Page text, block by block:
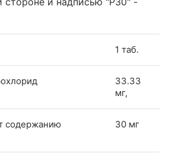
1 таб.
33.33
мг,
содержанию
30 мг